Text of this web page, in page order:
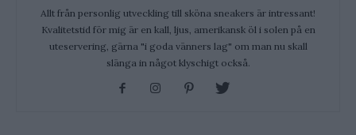
Allt från personlig utveckling till sköna sneakers är intressant!
Kvalitetstid för mig är en kall, ljus, amerikansk öl i solen på en
uteservering, gärna "i goda vänners lag" om man nu skall
slänga in något klyschigt också.